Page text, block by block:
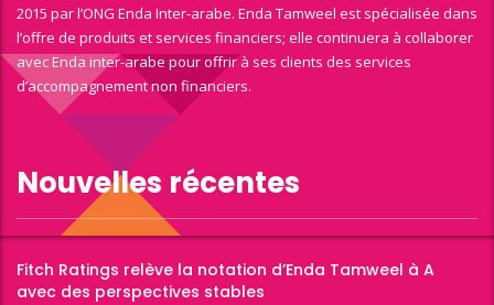
2015 par l’ONG Enda Inter-arabe. Enda Tamweel est spécialisée dans
l’offre de produits et services financiers; elle continuera à collaborer
avec Enda inter-arabe pour offrir à ses clients des services
d’accompagnement non financiers.
Nouvelles récentes
Fitch Ratings relève la notation d’Enda Tamweel à A
avec des perspectives stables